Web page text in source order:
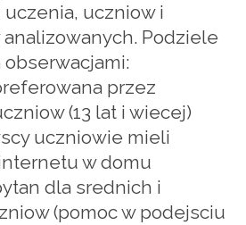
uczniow i
Podziele
obserwacjami:
przez
(13 lat i wiecej)
uczniowie mieli
w domu
dla srednich i
(pomoc w podejsciu